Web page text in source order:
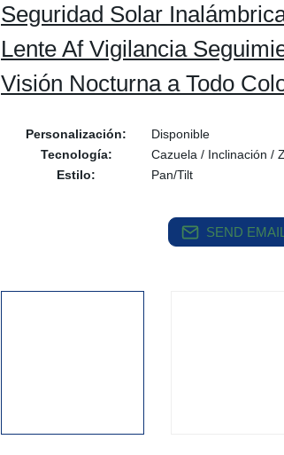
Seguridad Solar
Lente Af Vigilancia
Visión Nocturna a Todo
Personalización:
Disponible
Tecnología:
Cazuela / Inclinación /
Estilo:
Pan/Tilt
SEND